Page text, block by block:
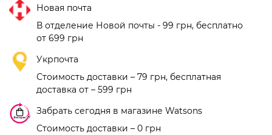
Новая почта
В отделение Новой почты - 99 грн, бесплатно
от 699 грн
Укрпочта
Стоимость доставки – 79 грн, бесплатная
доставка от – 599 грн
Забрать сегодня в магазине Watsons
Стоимость доставки – 0 грн